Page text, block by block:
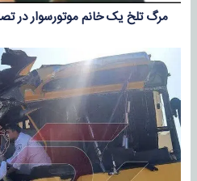
مرگ تلخ یک خانم موتورسوار در